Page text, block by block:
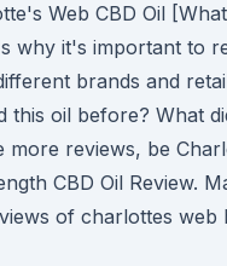
Web CBD Oil
why it's important to
brands and
this oil before? What
more reviews, be
CBD Oil Review.
of charlottes web